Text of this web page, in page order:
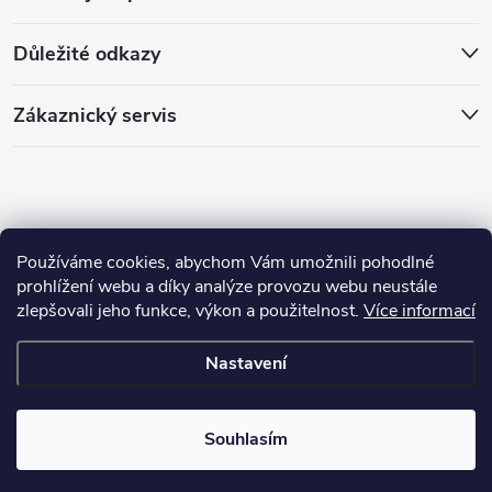
Používáme cookies, abychom Vám umožnili pohodlné
prohlížení webu a díky analýze provozu webu neustále
zlepšovali jeho funkce, výkon a použitelnost. Více informací
Nastavení
Souhlasím
Důležité odkazy
Zákaznický servis
Copyright 2026PánLesa.cz. Všechna práva vyhrazena.
Odstoupit od smlouvy